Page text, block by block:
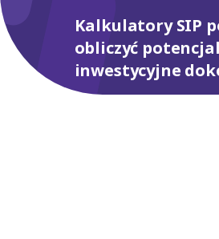
Kalkulatory SIP
obliczyć
inwestycyjne